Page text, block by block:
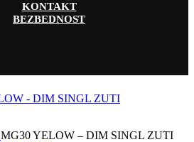
KONTAKT
BEZBEDNOST
MG30 YELOW – DIM SINGL ZUTI